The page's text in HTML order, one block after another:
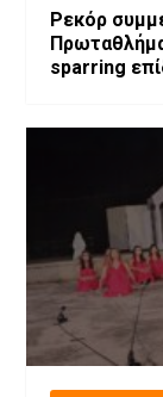
Ρεκόρ
sparring